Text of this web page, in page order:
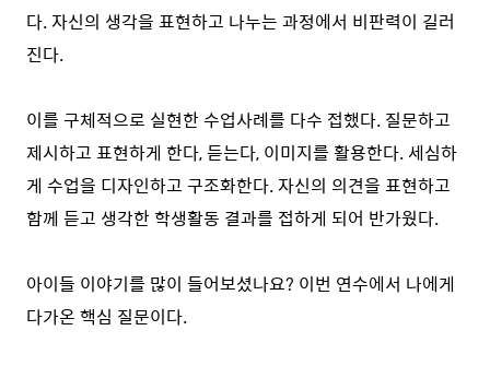
다. 자신의 생각을 표현하고 나누는 과정에서 비판력이 길러
진다.
이를 구체적으로 실현한 수업사례를 다수 접했다. 질문하고
제시하고 표현하게 한다, 듣는다, 이미지를 활용한다. 세심하
게 수업을 디자인하고 구조화한다. 자신의 의견을 표현하고
함께 듣고 생각한 학생활동 결과를 접하게 되어 반가웠다.
아이들 이야기를 많이 들어보셨나요? 이번 연수에서 나에게
다가온 핵심 질문이다.